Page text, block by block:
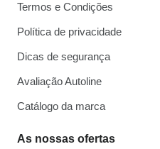
Termos e Condições
Política de privacidade
Dicas de segurança
Avaliação Autoline
Catálogo da marca
As nossas ofertas